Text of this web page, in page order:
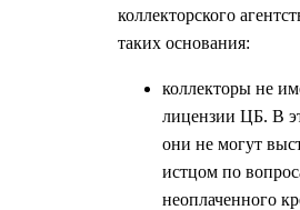
коллекторского
таких основания:
коллекторы не
лицензии ЦБ. В
они не могут
истцом по
неоплаченного